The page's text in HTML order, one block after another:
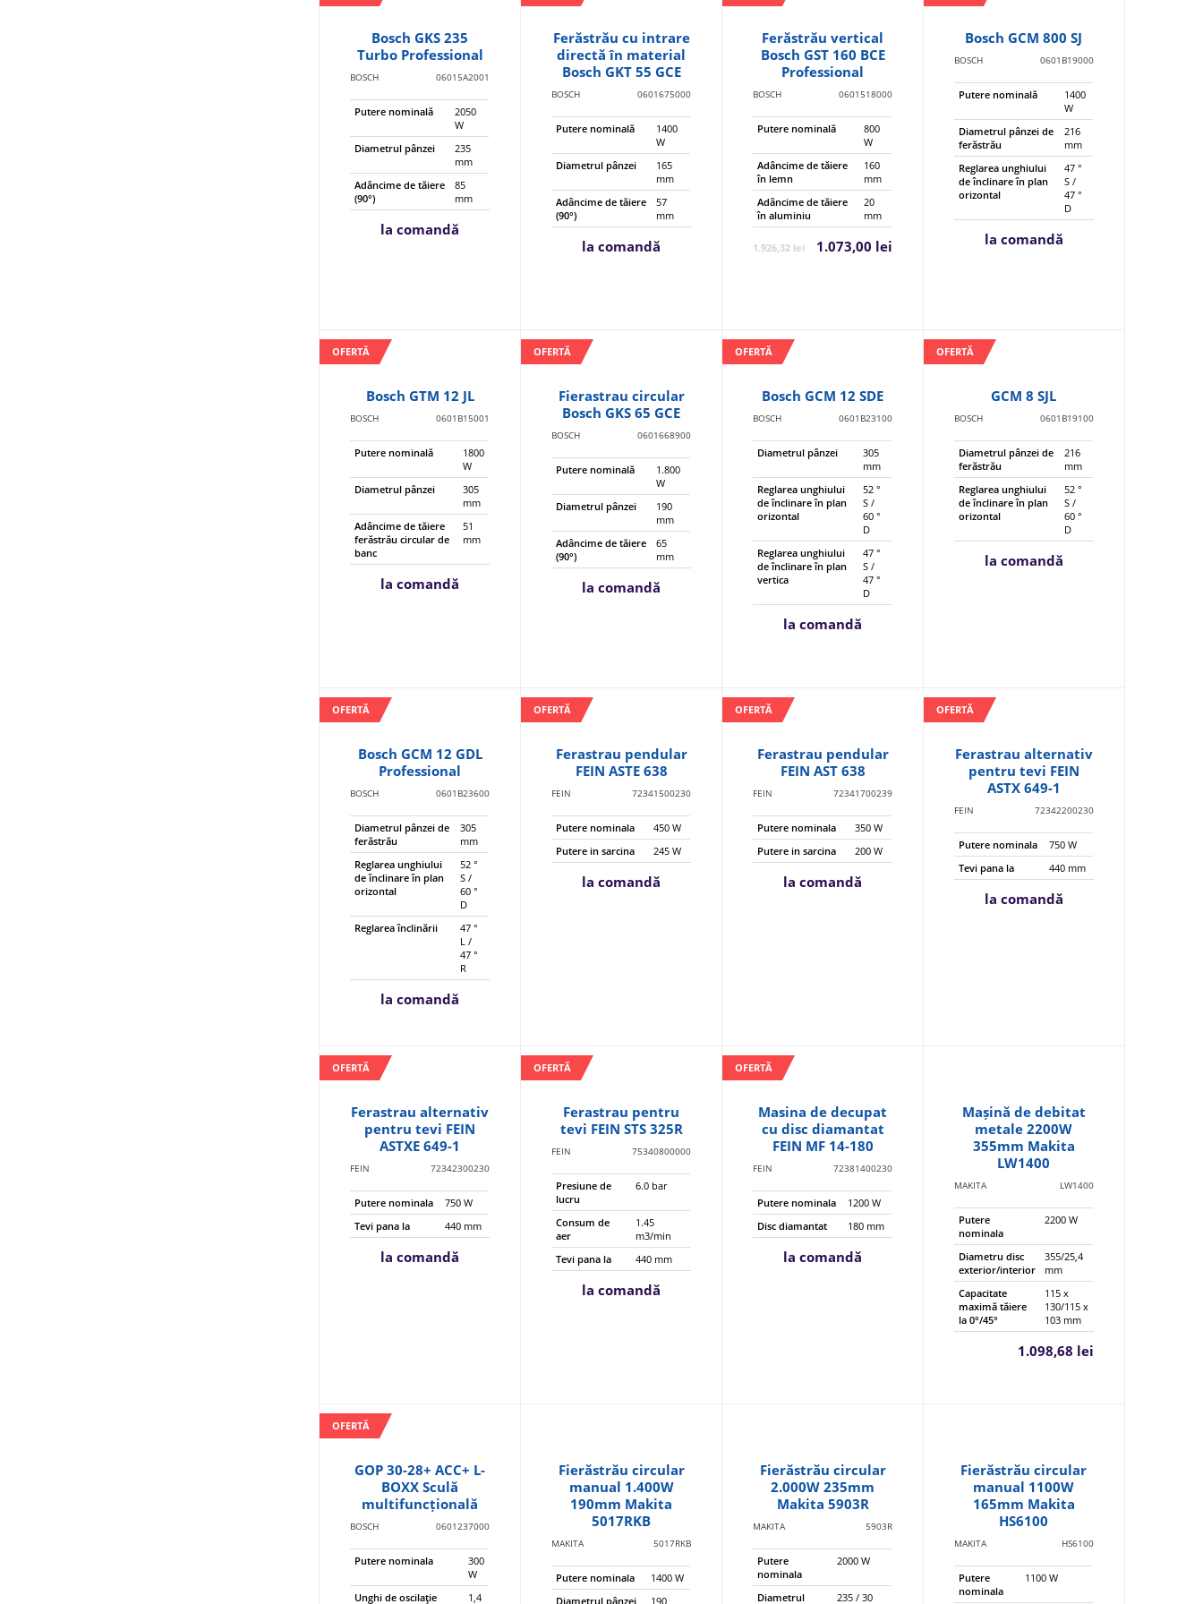
Bosch GKS 235
Turbo Professional
BOSCH 06015A2001
Putere nominală
2050
W
Diametrul pânzei
235
mm
Adâncime de tăiere
(90°)
85
mm
la comandă
Ferăstrău cu intrare
directă în material
Bosch GKT 55 GCE
BOSCH 0601675000
Putere nominală
1400
W
Diametrul pânzei
165
mm
Adâncime de tăiere
(90°)
57
mm
la comandă
Ferăstrău vertical
Bosch GST 160 BCE
Professional
BOSCH 0601518000
Putere nominală
800
W
Adâncime de tăiere
în lemn
160
mm
Adâncime de tăiere
în aluminiu
20
mm
1.926,32 lei 1.073,00 lei
Bosch GCM 800 SJ
BOSCH 0601B19000
Putere nominală
1400
W
Diametrul pânzei de
ferăstrău
216
mm
Reglarea unghiului
de înclinare în plan
orizontal
47 °
S /
47 °
D
la comandă
OFERTĂ
Bosch GTM 12 JL
BOSCH 0601B15001
Putere nominală
1800
W
Diametrul pânzei
305
mm
Adâncime de tăiere
ferăstrău circular de
banc
51
mm
la comandă
OFERTĂ
Fierastrau circular
Bosch GKS 65 GCE
BOSCH 0601668900
Putere nominală
1.800
W
Diametrul pânzei
190
mm
Adâncime de tăiere
(90°)
65
mm
la comandă
OFERTĂ
Bosch GCM 12 SDE
BOSCH 0601B23100
Diametrul pânzei
305
mm
Reglarea unghiului
de înclinare în plan
orizontal
52 °
S /
60 °
D
Reglarea unghiului
de înclinare în plan
vertica
47 °
S /
47 °
D
la comandă
OFERTĂ
GCM 8 SJL
BOSCH 0601B19100
Diametrul pânzei de
ferăstrău
216
mm
Reglarea unghiului
de înclinare în plan
orizontal
52 °
S /
60 °
D
la comandă
OFERTĂ
Bosch GCM 12 GDL
Professional
BOSCH 0601B23600
Diametrul pânzei de
ferăstrău
305
mm
Reglarea unghiului
de înclinare în plan
orizontal
52 °
S /
60 °
D
Reglarea înclinării
47 °
L /
47 °
R
la comandă
OFERTĂ
Ferastrau pendular
FEIN ASTE 638
FEIN 72341500230
Putere nominala
450 W
Putere in sarcina
245 W
la comandă
OFERTĂ
Ferastrau pendular
FEIN AST 638
FEIN 72341700239
Putere nominala
350 W
Putere in sarcina
200 W
la comandă
OFERTĂ
Ferastrau alternativ
pentru tevi FEIN
ASTX 649-1
FEIN 72342200230
Putere nominala
750 W
Tevi pana la
440 mm
la comandă
OFERTĂ
Ferastrau alternativ
pentru tevi FEIN
ASTXE 649-1
FEIN 72342300230
Putere nominala
750 W
Tevi pana la
440 mm
la comandă
OFERTĂ
Ferastrau pentru
tevi FEIN STS 325R
FEIN 75340800000
Presiune de
lucru
6.0 bar
Consum de
aer
1.45
m3/min
Tevi pana la
440 mm
la comandă
OFERTĂ
Masina de decupat
cu disc diamantat
FEIN MF 14-180
FEIN 72381400230
Putere nominala
1200 W
Disc diamantat
180 mm
la comandă
Mașină de debitat
metale 2200W
355mm Makita
LW1400
MAKITA LW1400
Putere
nominala
2200 W
Diametru disc
exterior/interior
355/25,4
mm
Capacitate
maximă tăiere
la 0°/45°
115 x
130/115 x
103 mm
1.098,68 lei
OFERTĂ
GOP 30-28+ ACC+ L-
BOXX Sculă
multifuncțională
BOSCH 0601237000
Putere nominala
300
W
Unghi de oscilaţie
1,4
Fierăstrău circular
manual 1.400W
190mm Makita
5017RKB
MAKITA 5017RKB
Putere nominala
1400 W
Diametrul pânzei
190
Fierăstrău circular
2.000W 235mm
Makita 5903R
MAKITA 5903R
Putere
nominala
2000 W
Diametrul 235 / 30
Fierăstrău circular
manual 1100W
165mm Makita
HS6100
MAKITA HS6100
Putere
nominala
1100 W